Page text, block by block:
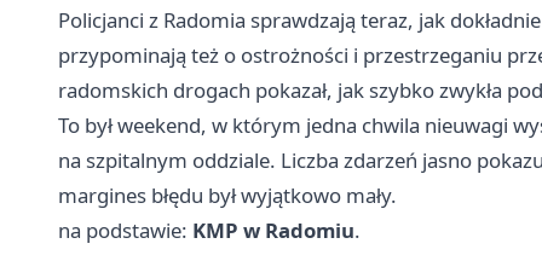
Policjanci z Radomia sprawdzają teraz, jak
przypominają też o ostrożności i przestrzeganiu
radomskich drogach pokazał, jak szybko zwykła
To był weekend, w którym jedna chwila nieuwagi
na szpitalnym oddziale. Liczba zdarzeń jasno
margines błędu był wyjątkowo mały.
na podstawie: KMP w Radomiu.